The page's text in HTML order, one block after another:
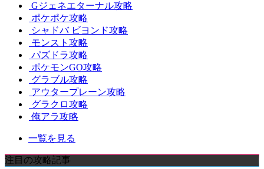
Gジェネエターナル攻略
ポケポケ攻略
シャドバ ビヨンド攻略
モンスト攻略
パズドラ攻略
ポケモンGO攻略
グラブル攻略
アウタープレーン攻略
グラクロ攻略
俺アラ攻略
一覧を見る
注目の攻略記事